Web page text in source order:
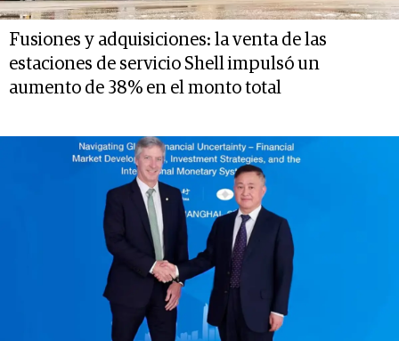
Fusiones y adquisiciones: la venta de las
estaciones de servicio Shell impulsó un
aumento de 38% en el monto total